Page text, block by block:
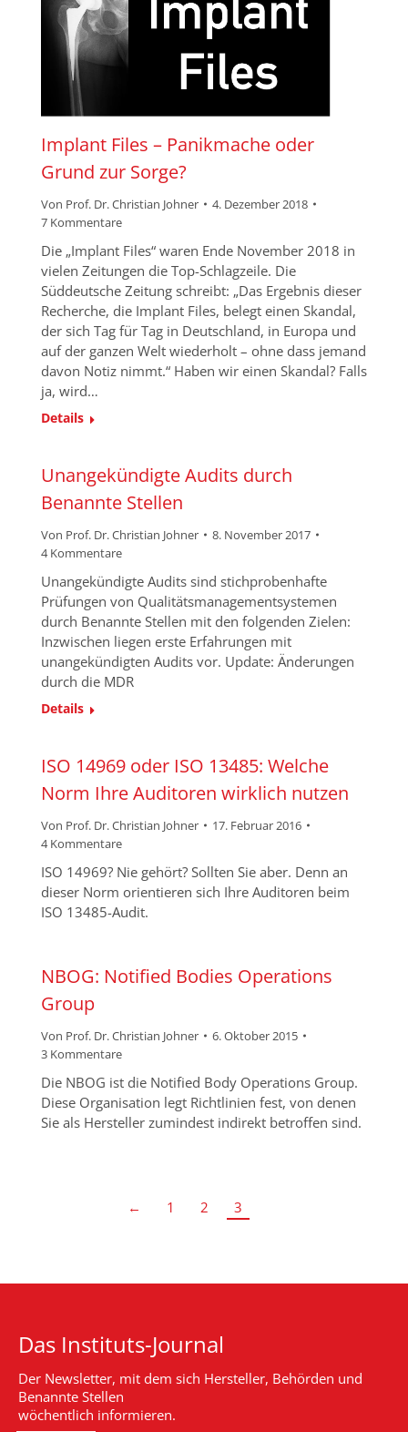
Implant Files – Panikmache oder
Grund zur Sorge?
Von Prof. Dr. Christian Johner
4. Dezember 2018
7 Kommentare
Die „Implant Files“ waren Ende November 2018 in
vielen Zeitungen die Top-Schlagzeile. Die
Süddeutsche Zeitung schreibt: „Das Ergebnis dieser
Recherche, die Implant Files, belegt einen Skandal,
der sich Tag für Tag in Deutschland, in Europa und
auf der ganzen Welt wiederholt – ohne dass jemand
davon Notiz nimmt.“ Haben wir einen Skandal? Falls
ja, wird…
Details
Unangekündigte Audits durch
Benannte Stellen
Von Prof. Dr. Christian Johner
8. November 2017
4 Kommentare
Unangekündigte Audits sind stichprobenhafte
Prüfungen von Qualitätsmanagementsystemen
durch Benannte Stellen mit den folgenden Zielen:
Inzwischen liegen erste Erfahrungen mit
unangekündigten Audits vor. Update: Änderungen
durch die MDR
Details
ISO 14969 oder ISO 13485: Welche
Norm Ihre Auditoren wirklich nutzen
Von Prof. Dr. Christian Johner
17. Februar 2016
4 Kommentare
ISO 14969? Nie gehört? Sollten Sie aber. Denn an
dieser Norm orientieren sich Ihre Auditoren beim
ISO 13485-Audit.
NBOG: Notified Bodies Operations
Group
Von Prof. Dr. Christian Johner
6. Oktober 2015
3 Kommentare
Die NBOG ist die Notified Body Operations Group.
Diese Organisation legt Richtlinien fest, von denen
Sie als Hersteller zumindest indirekt betroffen sind.
← 1 2 3
Das Instituts-Journal
Der Newsletter, mit dem sich Hersteller, Behörden und
Benannte Stellen
wöchentlich informieren.